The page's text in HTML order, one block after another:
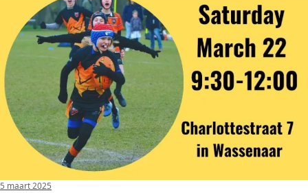
5 maart 2025